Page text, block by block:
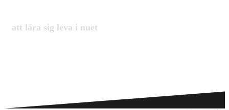
att lära sig leva i nuet